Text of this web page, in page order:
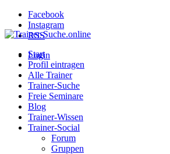
Facebook
Instagram
RSS
Login
Start
Profil eintragen
Alle Trainer
Trainer-Suche
Freie Seminare
Blog
Trainer-Wissen
Trainer-Social
Forum
Gruppen